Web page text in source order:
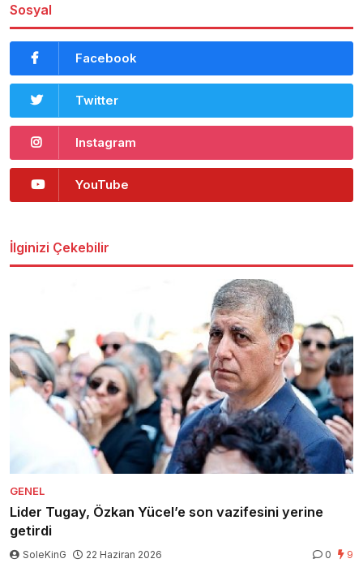
Sosyal
Facebook
Twitter
Instagram
YouTube
İlginizi Çekebilir
GENEL
Lider Tugay, Özkan Yücel’e son vazifesini yerine
getirdi
SoleKinG 22 Haziran 2026 0 9